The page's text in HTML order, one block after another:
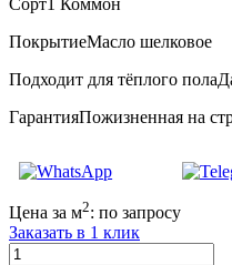
ПокрытиеМасло шелковое
Подходит для тёплого пола
ГарантияПожизненная на
Цена за м2: по запросу
Заказать в 1 клик
Количество